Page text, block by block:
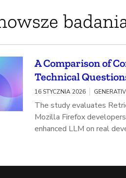
A Comparison of
Technical
16 STYCZNIA 2026
The study evaluates
Mozilla Firefox
enhanced LLM on real